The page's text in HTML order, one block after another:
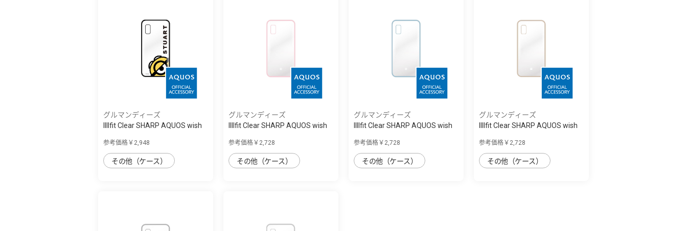
グルマンディーズ
IIIIfit Clear SHARP AQUOS wish
参考価格￥2,948
その他（ケース）
グルマンディーズ
IIIIfit Clear SHARP AQUOS wish
参考価格￥2,728
その他（ケース）
グルマンディーズ
IIIIfit Clear SHARP AQUOS wish
参考価格￥2,728
その他（ケース）
グルマンディーズ
IIIIfit Clear SHARP AQUOS wish
参考価格￥2,728
その他（ケース）